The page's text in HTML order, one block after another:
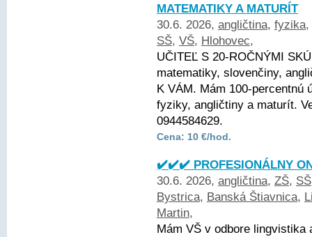
MATEMATIKY A MATURÍT
30.6. 2026, angličtina, fyzika,
SŠ, VŠ, Hlohovec,
UČITEĽ S 20-ROČNÝMI
matematiky, slovenčiny,
K VÁM. Mám 100-percentnú
fyziky, angličtiny a maturít.
0944584629.
Cena: 10 €/hod.
✔️✔️✔️ PROFESIONÁLNY
30.6. 2026, angličtina, ZŠ, SŠ
Bystrica, Banská Štiavnica,
Martin,
Mám VŠ v odbore